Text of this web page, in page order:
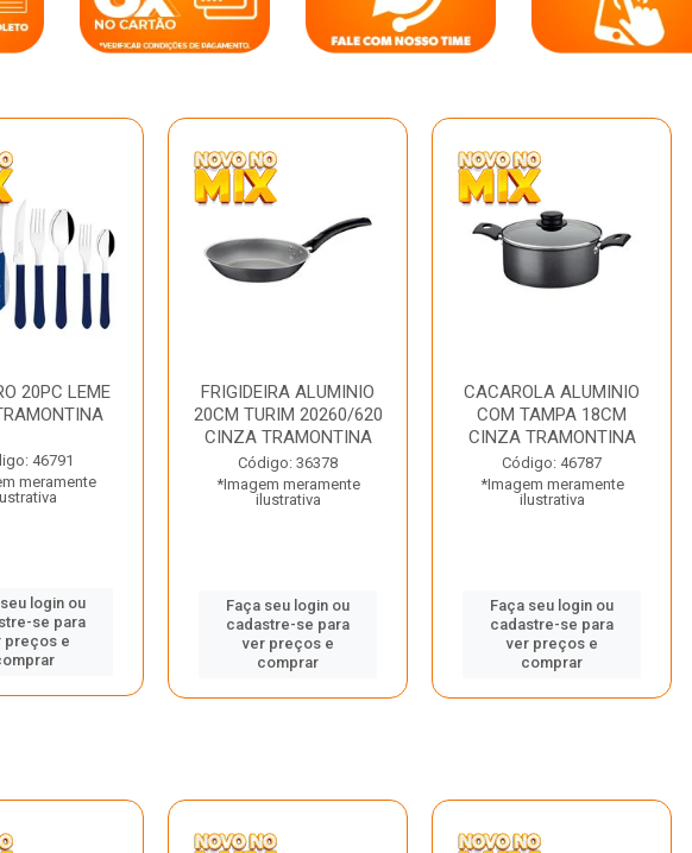
20PC LEME
46791
meramente
login ou
se para
preços e
FRIGIDEIRA ALUMINIO
20CM TURIM 20260/620
CINZA TRAMONTINA
Código: 36378
*Imagem meramente
ilustrativa
Faça seu login ou
cadastre-se para
ver preços e
comprar
CACAROLA ALUMINIO
COM TAMPA 18CM
CINZA TRAMONTINA
Código: 46787
*Imagem meramente
ilustrativa
Faça seu login ou
cadastre-se para
ver preços e
comprar